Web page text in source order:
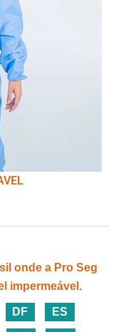
onde a Pro Seg
impermeável.
DF ES